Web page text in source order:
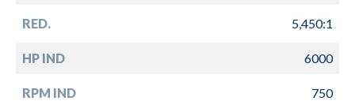
RED. 5,450:1
HP IND 6000
RPM IND 750